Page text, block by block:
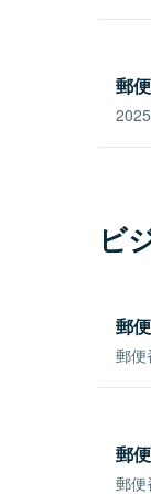
郵
ビ
郵
郵便
郵
郵便